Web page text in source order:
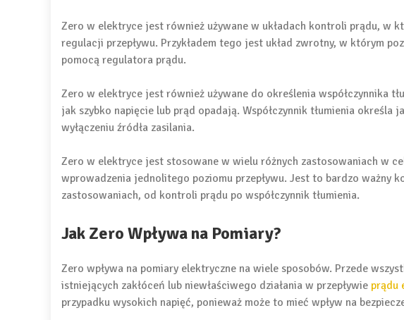
Zero w elektryce jest również używane w układach kontroli prądu, w
regulacji przepływu. Przykładem tego jest układ zwrotny, w którym
pomocą regulatora prądu.
Zero w elektryce jest również używane do określenia współczynnika
jak szybko napięcie lub prąd opadają. Współczynnik tłumienia określa
wyłączeniu źródła zasilania.
Zero w elektryce jest stosowane w wielu różnych zastosowaniach w
wprowadzenia jednolitego poziomu przepływu. Jest to bardzo ważny
zastosowaniach, od kontroli prądu po współczynnik tłumienia.
Jak Zero Wpływa na Pomiary?
Zero wpływa na pomiary elektryczne na wiele sposobów. Przede
istniejących zakłóceń lub niewłaściwego działania w przepływie prądu
przypadku wysokich napięć, ponieważ może to mieć wpływ na